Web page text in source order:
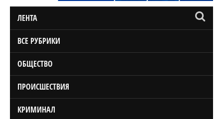
ЛЕНТА
ВСЕ РУБРИКИ
ОБЩЕСТВО
ПРОИСШЕСТВИЯ
КРИМИНАЛ